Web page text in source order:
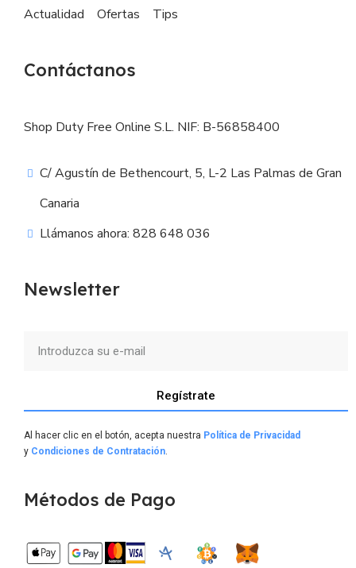
Actualidad Ofertas Tips
Contáctanos
Shop Duty Free Online S.L. NIF: B-56858400
C/ Agustín de Bethencourt, 5, L-2 Las Palmas de Gran
Canaria
Llámanos ahora: 828 648 036
Newsletter
Regístrate
Al hacer clic en el botón, acepta nuestra Política de Privacidad
y Condiciones de Contratación.
Métodos de Pago